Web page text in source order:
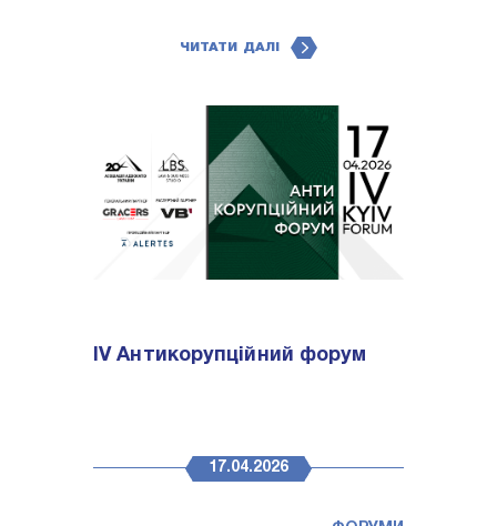
ЧИТАТИ ДАЛІ
IV Антикорупційний форум
17.04.2026